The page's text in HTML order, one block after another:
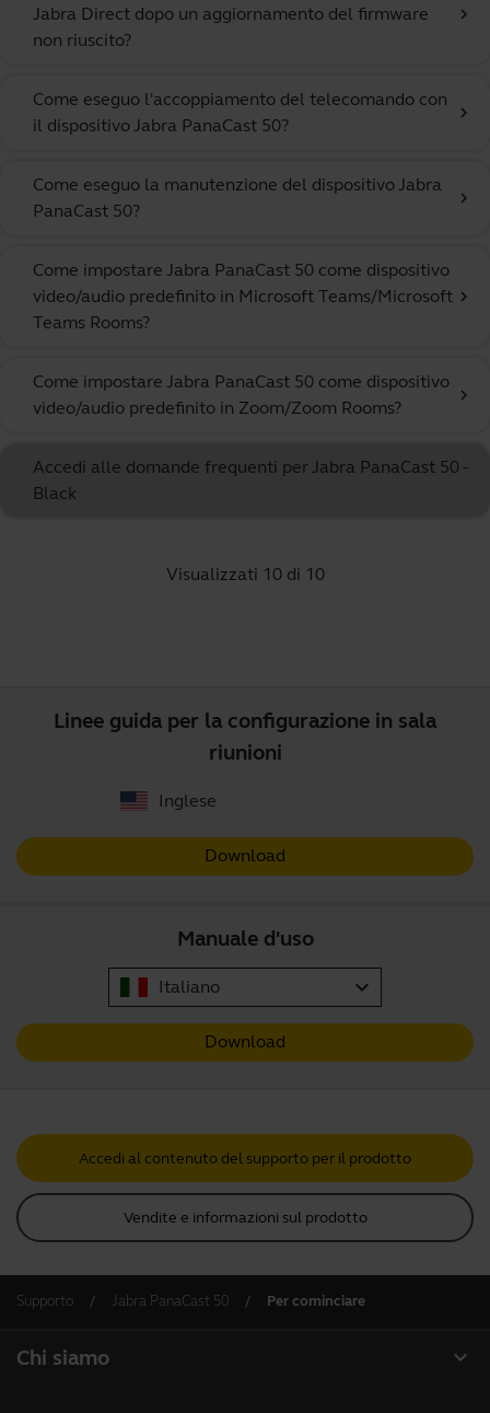
Jabra Direct dopo un aggiornamento del firmware
non riuscito?
chevron_right
Come eseguo l'accoppiamento del telecomando con
il dispositivo Jabra PanaCast 50?
chevron_right
Come eseguo la manutenzione del dispositivo Jabra
PanaCast 50?
chevron_right
Come impostare Jabra PanaCast 50 come dispositivo
video/audio predefinito in Microsoft Teams/Microsoft
Teams Rooms?
chevron_right
Come impostare Jabra PanaCast 50 come dispositivo
video/audio predefinito in Zoom/Zoom Rooms?
chevron_right
Accedi alle domande frequenti per Jabra PanaCast 50 -
Black
Visualizzati 10 di 10
Linee guida per la configurazione in sala
riunioni
Inglese
Download
Manuale d'uso
Italiano expand_more
Download
Accedi al contenuto del supporto per il prodotto
Vendite e informazioni sul prodotto
Supporto Jabra PanaCast 50 Per cominciare
expand_more
Chi siamo